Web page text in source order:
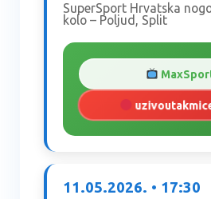
SuperSport Hrvatska
kolo – Poljud, Split
11.05.2026. • 17:30